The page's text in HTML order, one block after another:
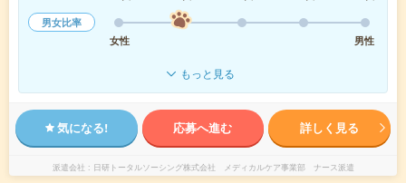
男女比率
女性
男性
もっと見る
気になる! 応募へ進む 詳しく見る
派遣会社 日研トータルソーシング株式会社 メディカルケア事業部 ナース派遣